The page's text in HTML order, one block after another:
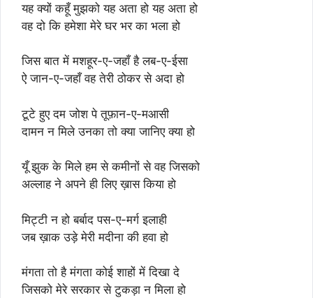
यह क्यों कहूँ मुझको यह अता हो यह अता हो
वह दो कि हमेशा मेरे घर भर का भला हो
जिस बात में मशहूर-ए-जहाँ है लब-ए-ईसा
ऐ जान-ए-जहाँ वह तेरी ठोकर से अदा हो
टूटे हुए दम जोश पे तूफ़ान-ए-मआसी
दामन न मिले उनका तो क्या जानिए क्या हो
यूँ झुक के मिले हम से कमीनों से वह जिसको
अल्लाह ने अपने ही लिए ख़ास किया हो
मिट्टी न हो बर्बाद पस-ए-मर्ग इलाही
जब ख़ाक उड़े मेरी मदीना की हवा हो
मंगता तो है मंगता कोई शाहों में दिखा दे
जिसको मेरे सरकार से टुकड़ा न मिला हो